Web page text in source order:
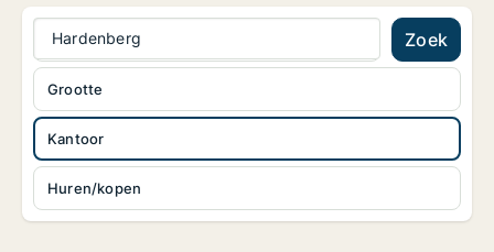
Hardenberg Zoek
Kantoor
Huren/kopen
Grootte